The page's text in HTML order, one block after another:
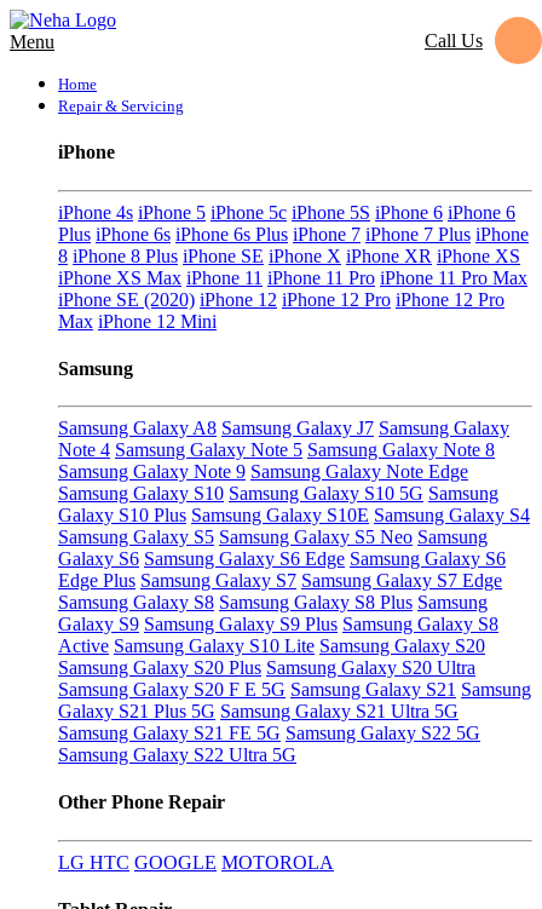
Menu Call Us
Home
Repair & Servicing
iPhone
iPhone 4s iPhone 5 iPhone 5c iPhone 5S iPhone 6 iPhone 6
Plus iPhone 6s iPhone 6s Plus iPhone 7 iPhone 7 Plus iPhone
8 iPhone 8 Plus iPhone SE iPhone X iPhone XR iPhone XS
iPhone XS Max iPhone 11 iPhone 11 Pro iPhone 11 Pro Max
iPhone SE (2020) iPhone 12 iPhone 12 Pro iPhone 12 Pro
Max iPhone 12 Mini
Samsung
Samsung Galaxy A8 Samsung Galaxy J7 Samsung Galaxy
Note 4 Samsung Galaxy Note 5 Samsung Galaxy Note 8
Samsung Galaxy Note 9 Samsung Galaxy Note Edge
Samsung Galaxy S10 Samsung Galaxy S10 5G Samsung
Galaxy S10 Plus Samsung Galaxy S10E Samsung Galaxy S4
Samsung Galaxy S5 Samsung Galaxy S5 Neo Samsung
Galaxy S6 Samsung Galaxy S6 Edge Samsung Galaxy S6
Edge Plus Samsung Galaxy S7 Samsung Galaxy S7 Edge
Samsung Galaxy S8 Samsung Galaxy S8 Plus Samsung
Galaxy S9 Samsung Galaxy S9 Plus Samsung Galaxy S8
Active Samsung Galaxy S10 Lite Samsung Galaxy S20
Samsung Galaxy S20 Plus Samsung Galaxy S20 Ultra
Samsung Galaxy S20 F E 5G Samsung Galaxy S21 Samsung
Galaxy S21 Plus 5G Samsung Galaxy S21 Ultra 5G
Samsung Galaxy S21 FE 5G Samsung Galaxy S22 5G
Samsung Galaxy S22 Ultra 5G
Other Phone Repair
LG HTC GOOGLE MOTOROLA